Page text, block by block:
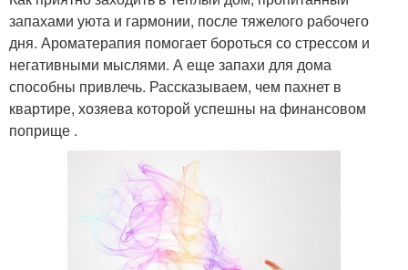
запахами уюта и гармонии, после тяжелого рабочего
дня. Ароматерапия помогает бороться со стрессом и
негативными мыслями. А еще запахи для дома
способны привлечь. Рассказываем, чем пахнет в
квартире, хозяева которой успешны на финансовом
поприще .